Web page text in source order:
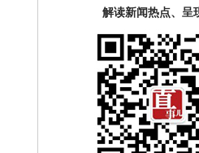
解读新闻热点、呈